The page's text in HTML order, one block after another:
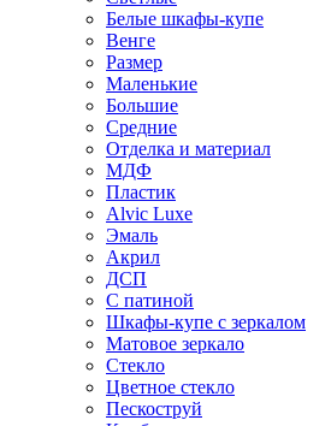
Белые шкафы-купе
Венге
Размер
Маленькие
Большие
Средние
Отделка и материал
МДФ
Пластик
Alvic Luxe
Эмаль
Акрил
ДСП
С патиной
Шкафы-купе с зеркалом
Матовое зеркало
Стекло
Цветное стекло
Пескоструй